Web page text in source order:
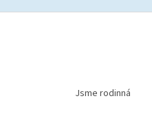
Jsme rodinná